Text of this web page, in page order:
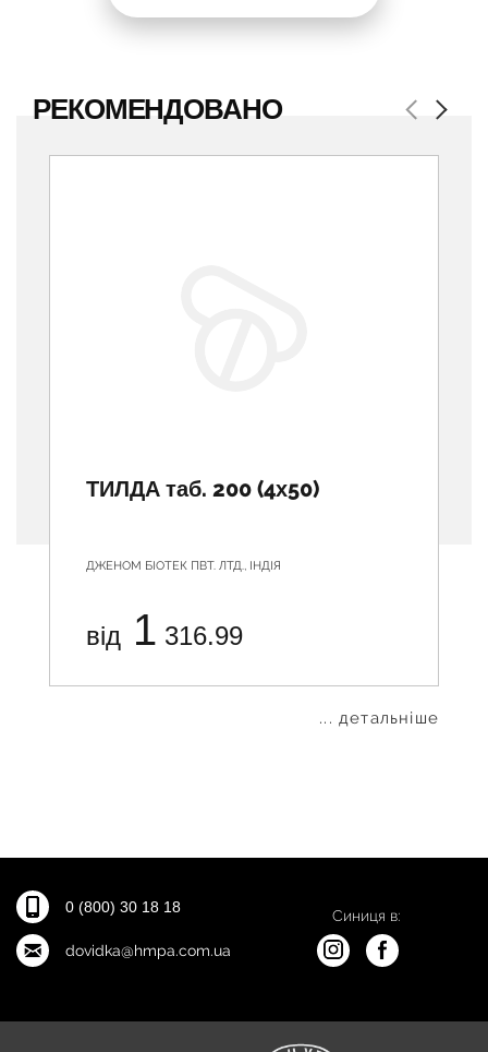
РЕКОМЕНДОВАНО Previous
ТИЛДА таб. 200 (4х50)
ДЖЕНОМ БІОТЕК ПВТ. ЛТД., ІНДІЯ
від 1 316.99
... детальніше
Next
0 (800) 30 18 18
dovidka@hmpa.com.ua
Синиця в: